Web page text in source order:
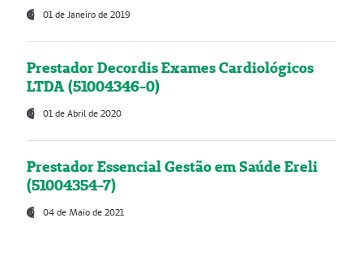
01 de Janeiro de 2019
Prestador Decordis Exames Cardiológicos
LTDA (51004346-0)
01 de Abril de 2020
Prestador Essencial Gestão em Saúde Ereli
(51004354-7)
04 de Maio de 2021